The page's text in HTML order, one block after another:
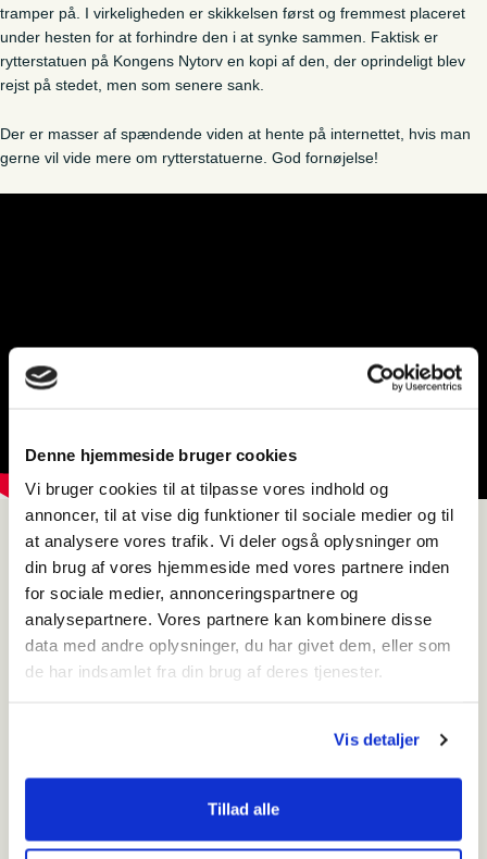
Denne hjemmeside bruger cookies
Vi bruger cookies til at tilpasse vores indhold og
annoncer, til at vise dig funktioner til sociale medier og til
at analysere vores trafik. Vi deler også oplysninger om
din brug af vores hjemmeside med vores partnere inden
for sociale medier, annonceringspartnere og
analysepartnere. Vores partnere kan kombinere disse
data med andre oplysninger, du har givet dem, eller som
de har indsamlet fra din brug af deres tjenester.
Vis detaljer
Tillad alle
tramper på. I virkeligheden er skikkelsen først og fremmest placeret
under hesten for at forhindre den i at synke sammen. Faktisk er
rytterstatuen på Kongens Nytorv en kopi af den, der oprindeligt blev
rejst på stedet, men som senere sank.
Der er masser af spændende viden at hente på internettet, hvis man
gerne vil vide mere om rytterstatuerne. God fornøjelse!
Artiklens tema
Leg og læring
Relateret indhold
højt til himlen og langt mellem menneskene. Det gør det til det perfekte
udflugtssted netop nu. Og på alle andre tidspunkter også.